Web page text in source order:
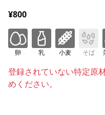
¥800
卵 乳 小麦 そば
登録されていない特定原
めください。